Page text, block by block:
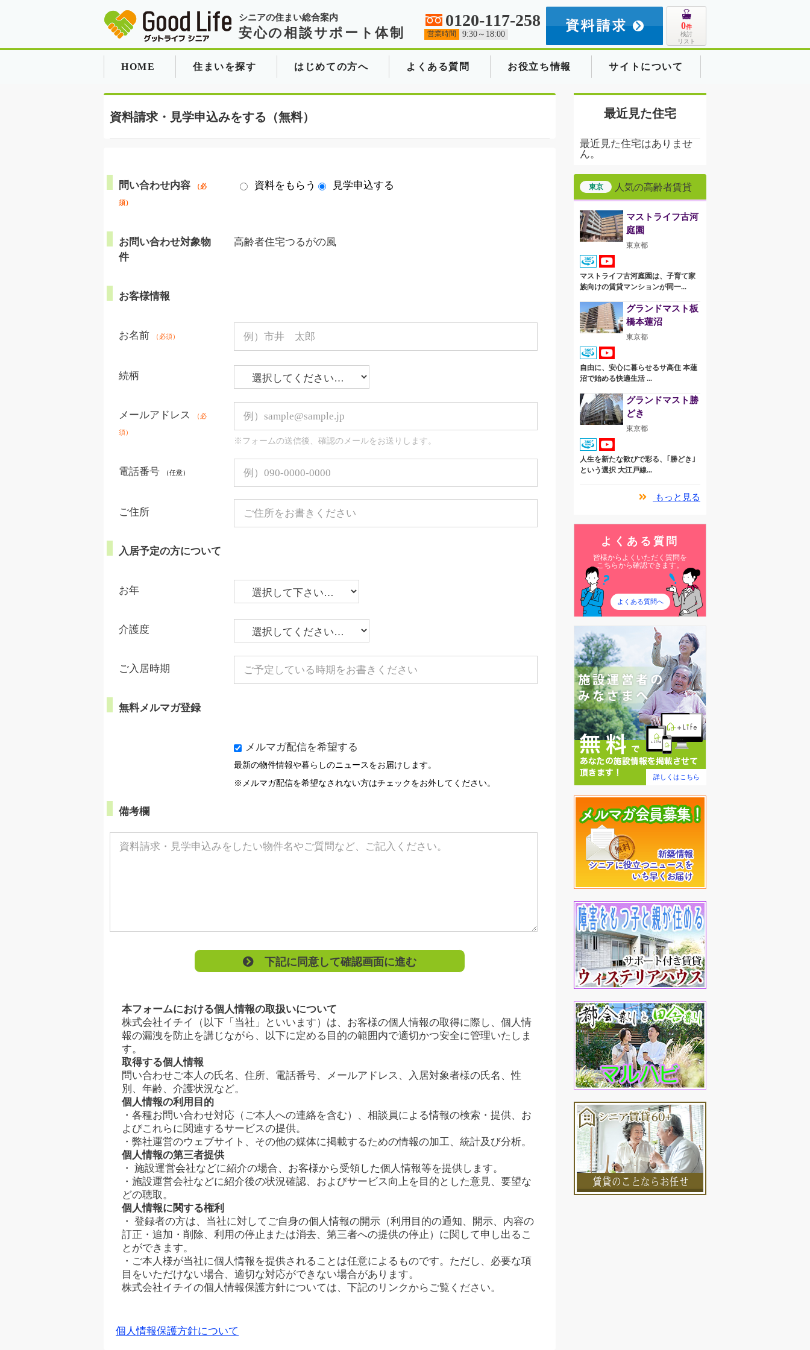
シニアの住まい総合案内
安心の相談サポート体制
0120-117-258
営業時間 9:30～18:00
0件
検討
リスト
HOME 住まいを探す はじめての方へ よくある質問 お役立ち情報 サイトについて
資料請求・見学申込みをする（無料）
問い合わせ内容 （必
須）
資料をもらう 見学申込する
お問い合わせ対象物
件
高齢者住宅つるがの風
お客様情報
お名前 （必須）
続柄
メールアドレス （必
須）
※フォームの送信後、確認のメールをお送りします。
電話番号 （任意）
ご住所
入居予定の方について
お年
介護度
ご入居時期
無料メルマガ登録
メルマガ配信を希望する
最新の物件情報や暮らしのニュースをお届けします。
※メルマガ配信を希望なされない方はチェックをお外してください。
備考欄
下記に同意して確認画面に進む
本フォームにおける個人情報の取扱いについて
株式会社イチイ（以下「当社」といいます）は、お客様の個人情報の取得に際し、個人情
報の漏洩を防止を講じながら、以下に定める目的の範囲内で適切かつ安全に管理いたしま
す。
取得する個人情報
問い合わせご本人の氏名、住所、電話番号、メールアドレス、入居対象者様の氏名、性
別、年齢、介護状況など。
個人情報の利用目的
・各種お問い合わせ対応（ご本人への連絡を含む）、相談員による情報の検索・提供、お
よびこれらに関連するサービスの提供。
・弊社運営のウェブサイト、その他の媒体に掲載するための情報の加工、統計及び分析。
個人情報の第三者提供
・ 施設運営会社などに紹介の場合、お客様から受領した個人情報等を提供します。
・施設運営会社などに紹介後の状況確認、およびサービス向上を目的とした意見、要望な
どの聴取。
個人情報に関する権利
・ 登録者の方は、当社に対してご自身の個人情報の開示（利用目的の通知、開示、内容の
訂正・追加・削除、利用の停止または消去、第三者への提供の停止）に関して申し出るこ
とができます。
・ご本人様が当社に個人情報を提供されることは任意によるものです。ただし、必要な項
目をいただけない場合、適切な対応ができない場合があります。
株式会社イチイの個人情報保護方針については、下記のリンクからご覧ください。
個人情報保護方針について
最近見た住宅
最近見た住宅はありませ
ん。
東京 人気の高齢者賃貸
マストライフ古河
庭園
東京都
マストライフ古河庭園は、子育て家
族向けの賃貸マンションが同一...
グランドマスト板
橋本蓮沼
東京都
自由に、安心に暮らせるサ高住 本蓮
沼で始める快適生活 ...
グランドマスト勝
どき
東京都
人生を新たな歓びで彩る、｢勝どき｣
という選択 大江戸線...
もっと見る
よくある質問
皆様からよくいただく質問を
こちらから確認できます。
よくある質問へ
詳しくはこちら